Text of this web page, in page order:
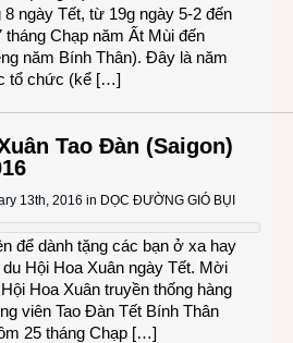
ngày Tết, từ 19g ngày 5-2 đến
Chạp năm Ất Mùi đến
năm Bính Thân). Đây là năm
tổ chức (kể […]
Tao Đàn (Saigon)
13th, 2016 in DỌC ĐƯỜNG GIÓ BỤI
để dành tặng các bạn ở xa hay
Hội Hoa Xuân ngày Tết. Mời
Hoa Xuân truyền thống hàng
viên Tao Đàn Tết Bính Thân
25 tháng Chạp […]